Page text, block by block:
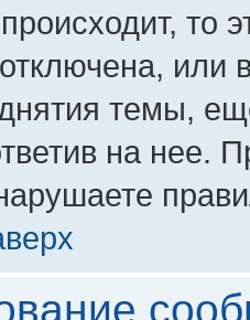
то
или
темы,
на нее.